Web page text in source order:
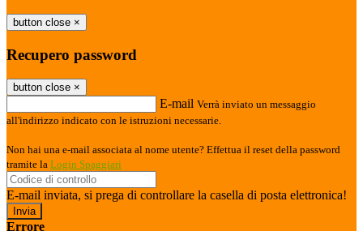
button close ×
Recupero password
button close ×
E-mail Verrà inviato un messaggio
all'indirizzo indicato con le istruzioni necessarie.
Non hai una e-mail associata al nome utente? Effettua il reset della password
tramite la Login Spaggiari
E-mail inviata, si prega di controllare la casella di posta elettronica!
Errore